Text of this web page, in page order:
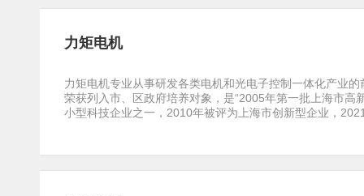
力矩电机
力矩电机专业从事研发各类电机和光电子控制一体化产业
荣获列入市、区政府培养对象，是“2005年第一批上海市
小型科技企业之一，2010年被评为上海市创新型企业，